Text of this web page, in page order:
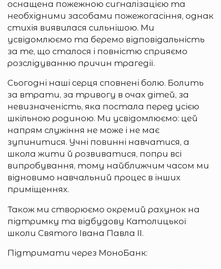
оснащена пожежною сигналізацією та
необхідними засобами пожежогасіння, однак
стихія виявилася сильнішою. Ми
усвідомлюємо та беремо відповідальність
за те, що сталося і повністю сприяємо
розслідуванню причин трагедії.
Сьогодні наші серця сповнені болю. Болить
за втрати, за тривогу в очах дітей, за
невизначеність, яка постала перед усією
шкільною родиною. Ми усвідомлюємо: цей
напрям служіння не може і не має
зупинитися. Учні повинні навчатися, а
школа жити й розвиватися, попри всі
випробування, тому найближчим часом ми
відновимо навчальний процес в інших
приміщеннях.
Також ми створюємо окремий рахунок на
підтримку та відбудову Католицької
школи Святого Івана Павла ІІ.
Підтримати через МоноБанк: